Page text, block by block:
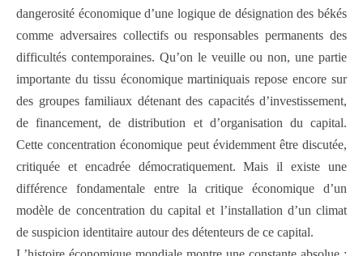
dangerosité économique d’une logique de désignation des békés
comme adversaires collectifs ou responsables permanents des
difficultés contemporaines. Qu’on le veuille ou non, une partie
importante du tissu économique martiniquais repose encore sur
des groupes familiaux détenant des capacités d’investissement,
de financement, de distribution et d’organisation du capital.
Cette concentration économique peut évidemment être discutée,
critiquée et encadrée démocratiquement. Mais il existe une
différence fondamentale entre la critique économique d’un
modèle de concentration du capital et l’installation d’un climat
de suspicion identitaire autour des détenteurs de ce capital.